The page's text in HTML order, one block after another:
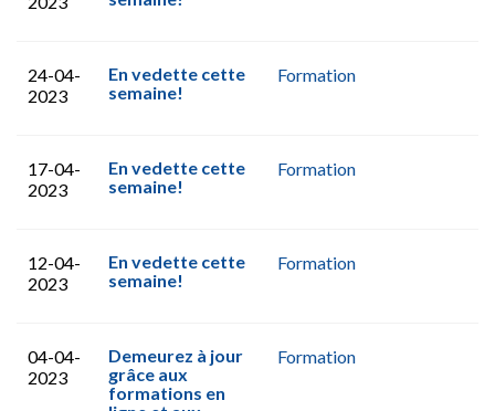
24-04-
2023
En vedette cette
semaine!
Formation
17-04-
2023
En vedette cette
semaine!
Formation
12-04-
2023
En vedette cette
semaine!
Formation
04-04-
2023
Demeurez à jour
grâce aux
formations en
Formation